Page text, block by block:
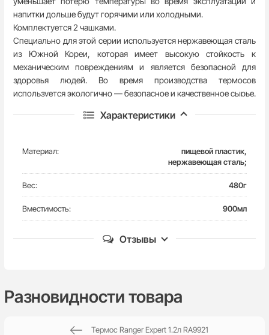
напитки дольше будут горячими или холодными.
Комплектуется 2 чашками.
Специально для этой серии используется нержавеющая сталь
из Южной Кореи, которая имеет высокую стойкость к
механическим повреждениям и является безопасной для
здоровья людей. Во время производства термосов
используется экологично — безопасное и качественное сырье.
содержит вредоносных ВРА- веществ. Внешнее покрытие
вид. Внутренне покрытие дополнительно обработано , что
позволяет его мыть тщательно изнутри.Термос Ranger Expert
0,9 Lлегко помещается в сумке или рюкзаке.
Характеристики
Материал:
пищевой пластик,
нержавеющая сталь;
Вес: 480г
Вместимость: 900мл
Отзывы
Разновидности товара
Термос Ranger Expert 1.2л RA9921